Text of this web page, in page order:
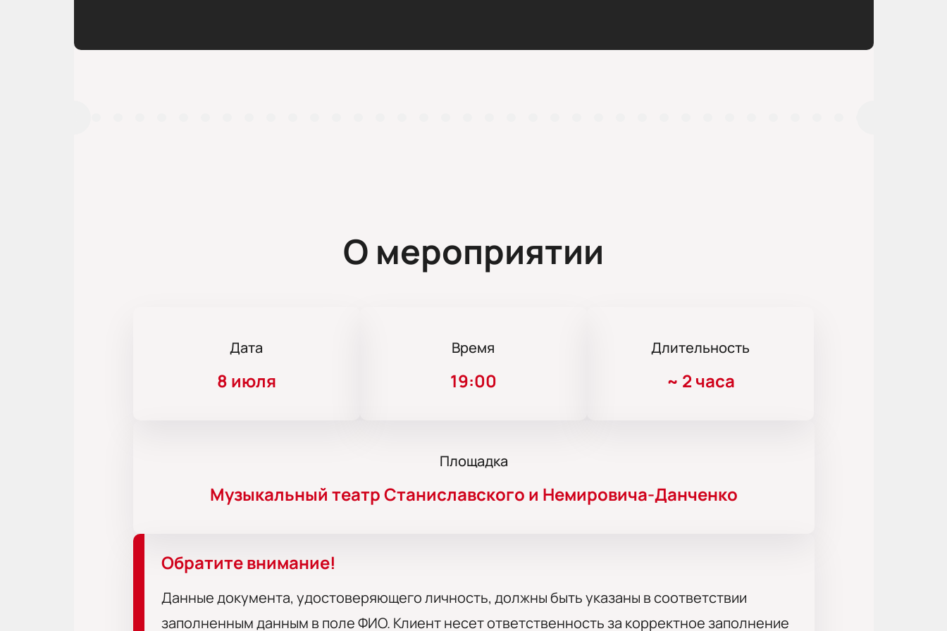
О мероприятии
Дата
8 июля
Время
19:00
Длительность
~ 2 часа
Площадка
Музыкальный театр Станиславского и Немировича-Данченко
Обратите внимание!
Данные документа, удостоверяющего личность, должны быть указаны в соответствии
заполненным данным в поле ФИО. Клиент несет ответственность за корректное заполнение